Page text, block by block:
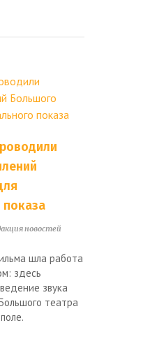
показа
новостей
шла работа
здесь
звука
театра